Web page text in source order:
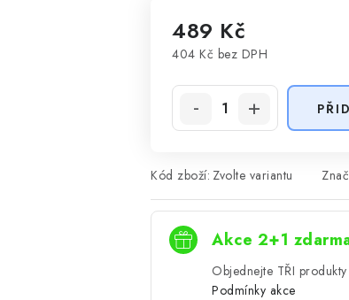
489 Kč
404 Kč bez DPH
Kód zboží: Zvolte variantu
Akce 2+1
Objednejte TŘI
Podmínky akce